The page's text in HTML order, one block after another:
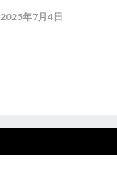
2025年7月4日